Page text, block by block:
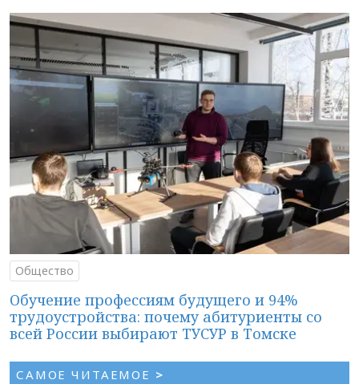
Общество
Обучение профессиям будущего и 94%
трудоустройства: почему абитуриенты со
всей России выбирают ТУСУР в Томске
САМОЕ ЧИТАЕМОЕ >